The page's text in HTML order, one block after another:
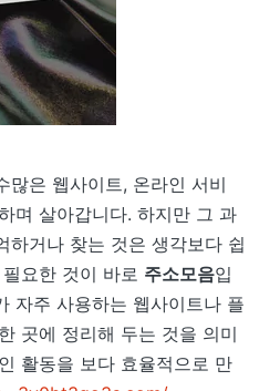
많은 웹사이트, 온라인 서비
며 살아갑니다. 하지만 그 과
하거나 찾는 것은 생각보다 쉽
요한 것이 바로 주소모음입
자주 사용하는 웹사이트나 플
곳에 정리해 두는 것을 의미
활동을 보다 효율적으로 만